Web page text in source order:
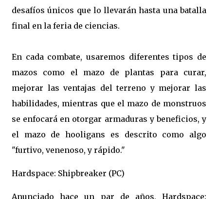
desafíos únicos que lo llevarán hasta una batalla
final en la feria de ciencias.
En cada combate, usaremos diferentes tipos de
mazos como el mazo de plantas para curar,
mejorar las ventajas del terreno y mejorar las
habilidades, mientras que el mazo de monstruos
se enfocará en otorgar armaduras y beneficios, y
el mazo de hooligans es descrito como algo
"furtivo, venenoso, y rápido."
Hardspace: Shipbreaker (PC)
Anunciado hace un par de años, Hardspace: